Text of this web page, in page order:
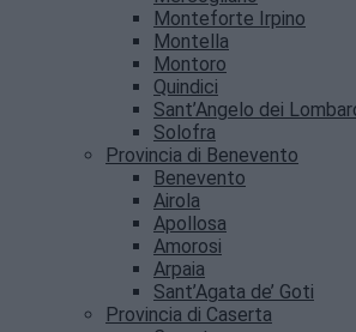
Monteforte Irpino
Montella
Montoro
Quindici
Sant’Angelo dei
Solofra
Provincia di Benevento
Benevento
Airola
Apollosa
Amorosi
Arpaia
Sant’Agata de’ Goti
Provincia di Caserta